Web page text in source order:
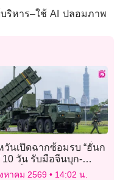
ริหาร–ใช้ AI ปลอมภาพ
วันเปิดฉากซ้อมรบ “ฮั่นก
10 วัน รับมือจีนบุก-
อบสื่อสารยามสงคราม
หาคม 2569 14:02 น.